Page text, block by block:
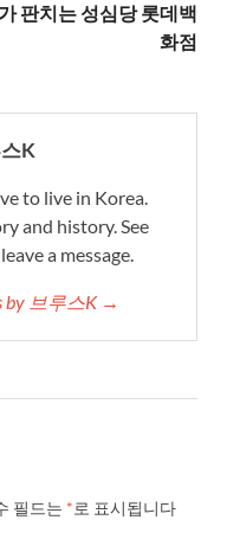
판치는 성심당 롯데백
화점
K
to live in Korea.
and history. See
a message.
by 브루스K →
필드는 *로 표시됩니다